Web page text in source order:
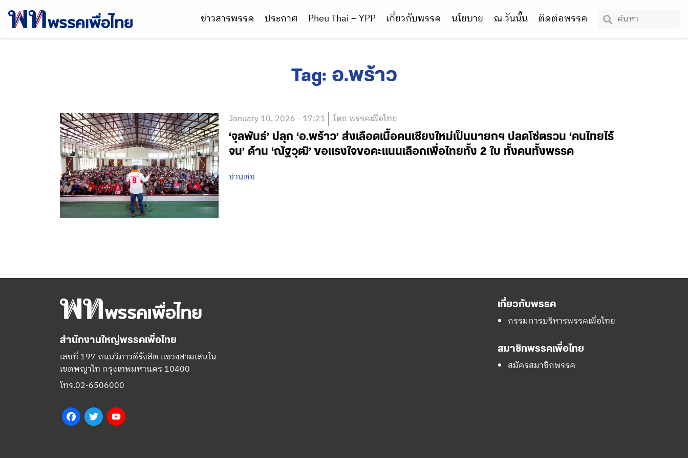
ข่าวสารพรรค ประกาศ Pheu Thai – YPP เกี่ยวกับพรรค นโยบาย ณ วันนั้น ติดต่อพรรค
Tag: อ.พร้าว
January 10, 2026 - 17:21 โดย พรรคเพื่อไทย
‘จุลพันธ์’ ปลุก ‘อ.พร้าว’ ส่งเลือดเนื้อคนเชียงใหม่เป็นนายกฯ ปลดโซ่ตรวน ‘คนไทยไร้
จน’ ด้าน ‘ณัฐวุฒิ’ ขอแรงใจขอคะแนนเลือกเพื่อไทยทั้ง 2 ใบ ทั้งคนทั้งพรรค
อ่านต่อ
สำนักงานใหญ่พรรคเพื่อไทย
เลขที่ 197 ถนนวิภาวดีรังสิต แขวงสามเสนใน
เขตพญาไท กรุงเทพมหานคร 10400
โทร.02-6506000
FacebookTwitter
เกี่ยวกับพรรค
กรรมการบริหารพรรคเพื่อไทย
สมาชิกพรรคเพื่อไทย
สมัครสมาชิกพรรค